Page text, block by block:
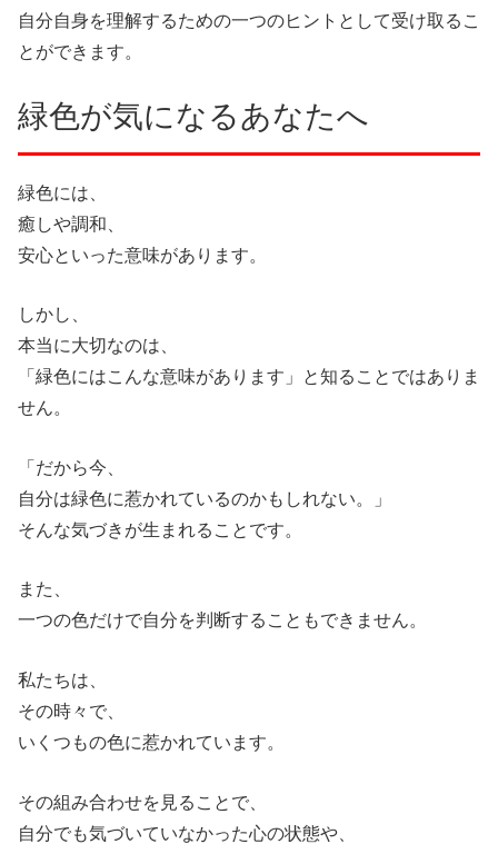
自分自身を理解するための一つのヒントとして受け取るこ
とができます。
緑色が気になるあなたへ
緑色には、
癒しや調和、
安心といった意味があります。
しかし、
本当に大切なのは、
「緑色にはこんな意味があります」と知ることではありま
せん。
「だから今、
自分は緑色に惹かれているのかもしれない。」
そんな気づきが生まれることです。
また、
一つの色だけで自分を判断することもできません。
私たちは、
その時々で、
いくつもの色に惹かれています。
その組み合わせを見ることで、
自分でも気づいていなかった心の状態や、